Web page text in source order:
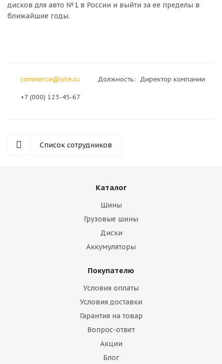
дисков для авто №1 в России и выйти за ее пределы в
ближайшие годы.
commerce@site.ru Должность: Директор компании
+7 (000) 123-45-67
Список сотрудников
Каталог
Шины
Грузовые шины
Диски
Аккумуляторы
Покупателю
Условия оплаты
Условия доставки
Гарантия на товар
Вопрос-ответ
Акции
Блог